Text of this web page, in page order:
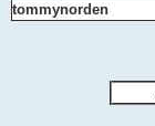
tommynorden